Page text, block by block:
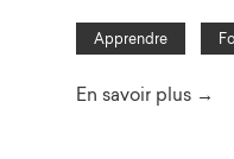
Apprendre
En savoir plus →